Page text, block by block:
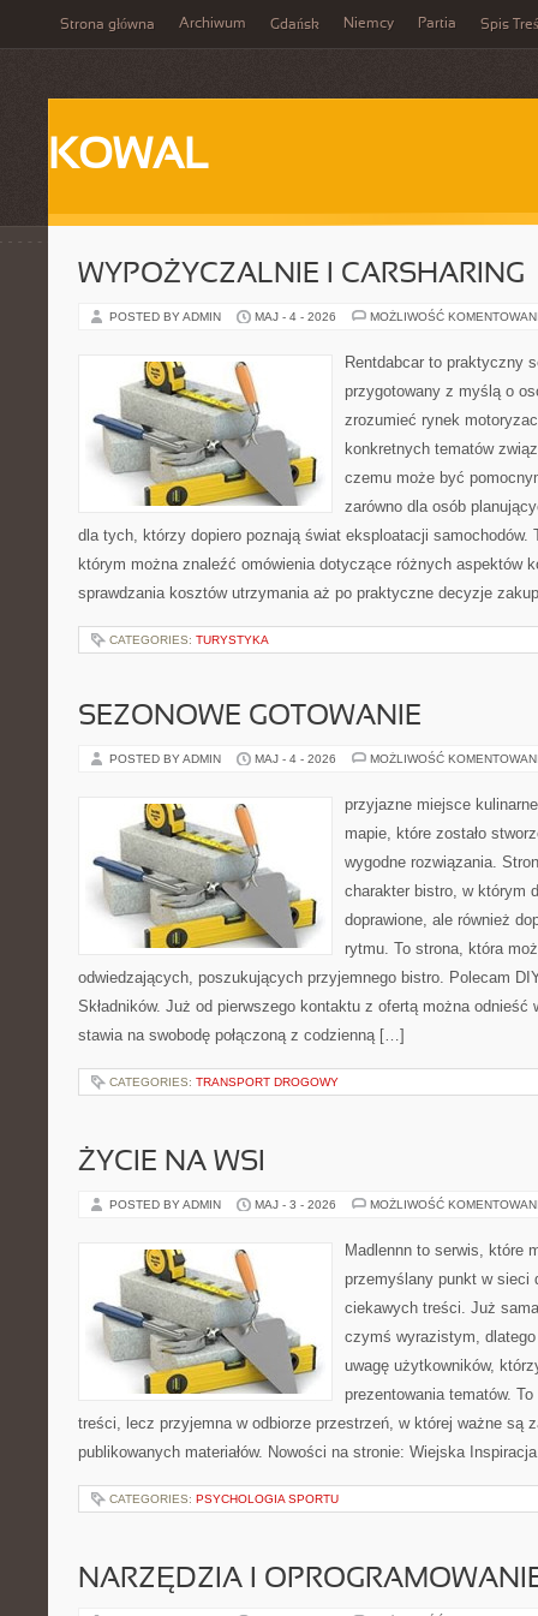
Strona główna Archiwum Gdańsk Niemcy Partia Spis
KOWAL
WYPOŻYCZALNIE I CARSHARING
POSTED BY ADMIN MAJ - 4 - 2026 MOŻLIWOŚĆ
Rentdabcar to praktyczny
przygotowany z myślą o
zrozumieć rynek
konkretnych tematów
czemu może być
zarówno dla osób
dla tych, którzy dopiero poznają świat eksploatacji samochodów.
którym można znaleźć omówienia dotyczące różnych aspektów
sprawdzania kosztów utrzymania aż po praktyczne decyzje
CATEGORIES: TURYSTYKA
SEZONOWE GOTOWANIE
POSTED BY ADMIN MAJ - 4 - 2026 MOŻLIWOŚĆ
przyjazne miejsce
mapie, które zostało
wygodne rozwiązania.
charakter bistro, w którym
doprawione, ale również
rytmu. To strona, która
odwiedzających, poszukujących przyjemnego bistro. Polecam
Składników. Już od pierwszego kontaktu z ofertą można odnieść
stawia na swobodę połączoną z codzienną […]
CATEGORIES: TRANSPORT DROGOWY
ŻYCIE NA WSI
POSTED BY ADMIN MAJ - 3 - 2026 MOŻLIWOŚĆ
Madlennn to serwis, które
przemyślany punkt w sieci
ciekawych treści. Już
czymś wyrazistym,
uwagę użytkowników,
prezentowania tematów.
treści, lecz przyjemna w odbiorze przestrzeń, w której ważne są
publikowanych materiałów. Nowości na stronie: Wiejska
CATEGORIES: PSYCHOLOGIA SPORTU
NARZĘDZIA I